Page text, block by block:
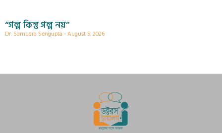
“গল্প কিন্তু গল্প নয়”
Dr. Samudra Sengupta August 5, 2026